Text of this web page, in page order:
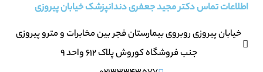
اطلاعات تماس دکتر مجید جعفری دندانپزشک خیابان پیروزی
خیابان پیروزی روبروی بیمارستان فجر بین مخابرات و مترو پیروزی
جنب فروشگاه کوروش پلاک ۶۱۲ واحد ۹